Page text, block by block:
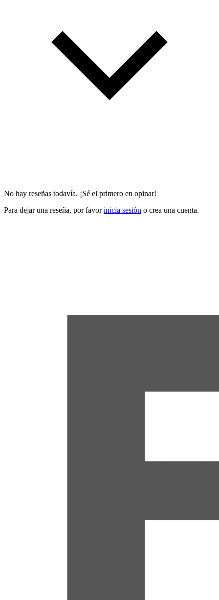
No hay reseñas todavía. ¡Sé el primero en opinar!
Para dejar una reseña, por favorinicia sesión o crea una cuenta.